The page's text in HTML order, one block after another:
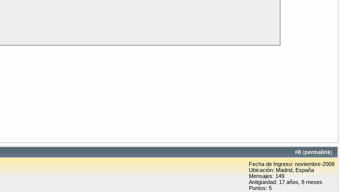
#8 (permalink)
Fecha de Ingreso: noviembre-2008
Ubicación: Madrid, España
Mensajes: 149
Antigüedad: 17 años, 8 meses
Puntos: 5